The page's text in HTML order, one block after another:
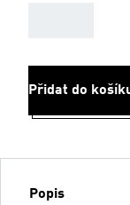
Přidat do
Popis